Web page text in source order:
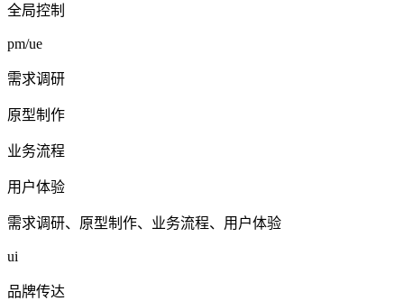
全局控制
pm/ue
需求调研
原型制作
业务流程
用户体验
需求调研、原型制作、业务流程、用户体验
ui
品牌传达